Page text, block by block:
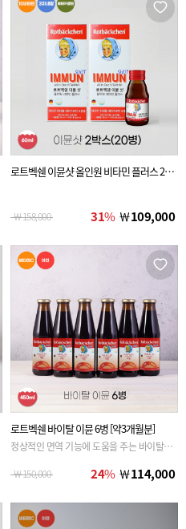
로트벡쉔 이뮨샷 올인원 비타민 플러스 2BO
￦158,000 31% ￦109,000
로트벡쉔 바이탈 이뮨 6병 [약3개월분]
정상적인 면역 기능에 도움을 주는 바이탈 이
￦150,000 24% ￦114,000